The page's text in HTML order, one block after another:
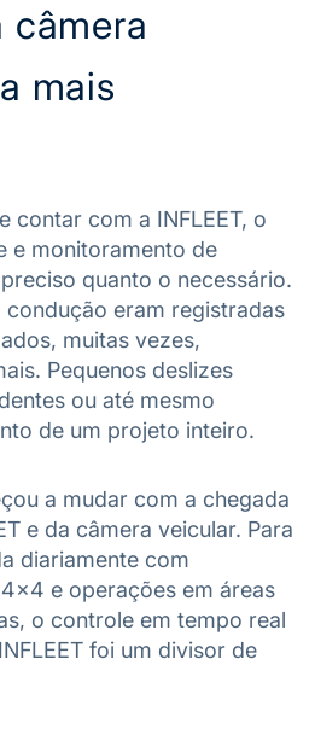
câmera
mais
contar com a INFLEET, o
e monitoramento de
quanto o necessário.
eram registradas
muitas vezes,
Pequenos deslizes
ou até mesmo
de um projeto inteiro.
a mudar com a chegada
e da câmera veicular. Para
diariamente com
e operações em áreas
o controle em tempo real
foi um divisor de